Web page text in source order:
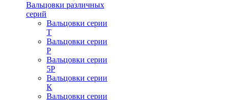
Вальцовки различных
серий
Вальцовки серии
Т
Вальцовки серии
Р
Вальцовки серии
5Р
Вальцовки серии
К
Вальцовки серии